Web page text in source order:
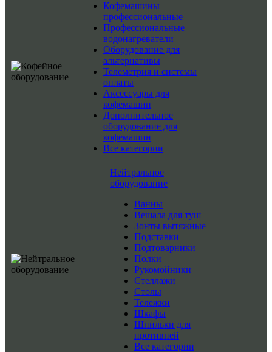
Кофемашины
профессиональные
Профессиональные
водонагреватели
Оборудование для
альтернативы
Телеметрия и системы
оплаты
Аксессуары для
кофемашин
Дополнительное
оборудование для
кофемашин
Все категории
Нейтральное
оборудование
Ванны
Вешала для туш
Зонты вытяжные
Подставки
Подтоварники
Полки
Рукомойники
Стеллажи
Столы
Тележки
Шкафы
Шпильки для
противней
Все категории